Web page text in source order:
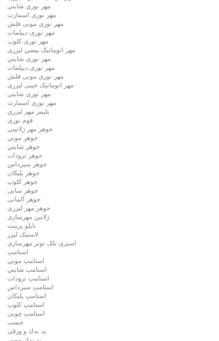
مهر نوری شاینی
مهر نوری اسمارت
مهر نوری موبی فلش
مهر نوری دیپلمات
مهر نوری کلوپ
مهر اتوماتیک بيضي لیزری
مهر نوری شايني
مهر نوری دیپلمات
مهر نوری موبی فلش
مهر اتوماتیک جیبی لیزری
مهر نوری شاینی
مهر نوری اسمارت
پلیمر مهر لیزری
فوم نوری
جوهر مهر ژلاتینی
جوهر موبي
جوهر شايني
جوهر ترودات
جوهر سيرداس
جوهر پلیکان
جوهر کلوپ
جوهر سانی
جوهر آلمانی
جوهر مهر لیزری
ژلاتين مهرسازی
نایلو پرینت
لاستیک لیزر
اسپری بلک تونر مهرسازی
استامپ
استامپ موبي
استامپ شايني
استامپ ترودات
استامپ سيرداس
استامپ پلیکان
استامپ کلوپ
استامپ چوبی
چسب
پد يدك و ورقی